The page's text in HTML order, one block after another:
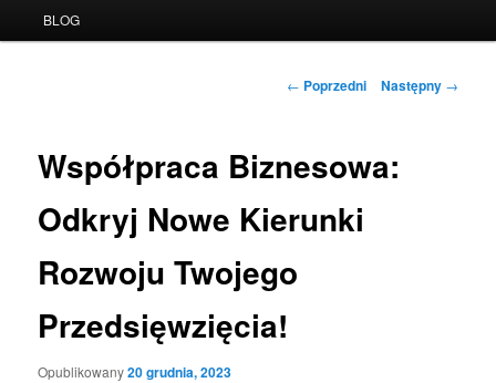
BLOG
Nawigacja
← Poprzedni Następny →
Współpraca Biznesowa:
Odkryj Nowe Kierunki
Rozwoju Twojego
Przedsięwzięcia!
Opublikowany20 grudnia, 2023